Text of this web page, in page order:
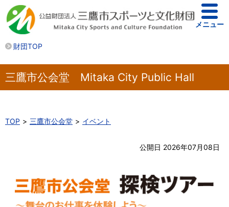
財団TOP
メニュー
三鷹市公会堂 Mitaka City Public Hall
TOP 三鷹市公会堂 イベント
公開日 2026年07月08日